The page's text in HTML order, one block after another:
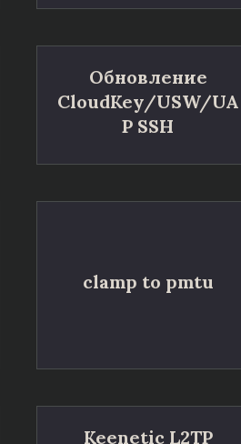
Обновление
CloudKey/USW/UA
P SSH
clamp to pmtu
Keenetic L2TP